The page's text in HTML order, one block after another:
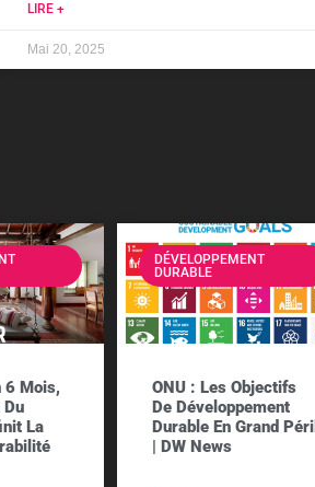
LIRE +
Mai 20, 2025
6 Mois,
La
DÉVELOPPEMENT
DURABLE
ONU : Les Objectifs
De Développement
Durable En Grand Péril
| DW News